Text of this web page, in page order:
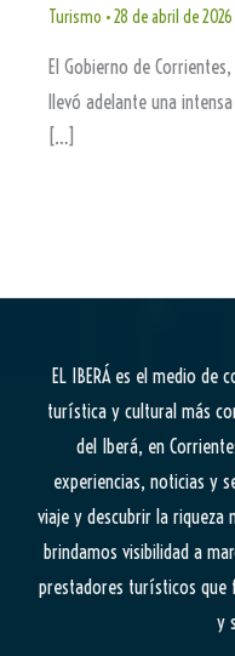
Turismo •28 de abril de 2026
El Gobierno de
llevó adelante una
[…]
EL IBERÁes el medio de
turística y cultural más
del Iberá, en
experiencias, noticias y
viaje y descubrir la riqueza
brindamos visibilidad a
prestadores turísticos que
y